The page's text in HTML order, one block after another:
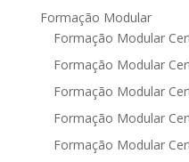
Formação Modular
Formação Modular
Formação Modular
Formação Modular
Formação Modular
Formação Modular